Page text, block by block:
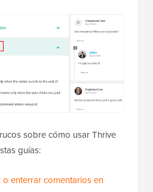
sobre cómo usar Thrive
guías:
enterrar comentarios en